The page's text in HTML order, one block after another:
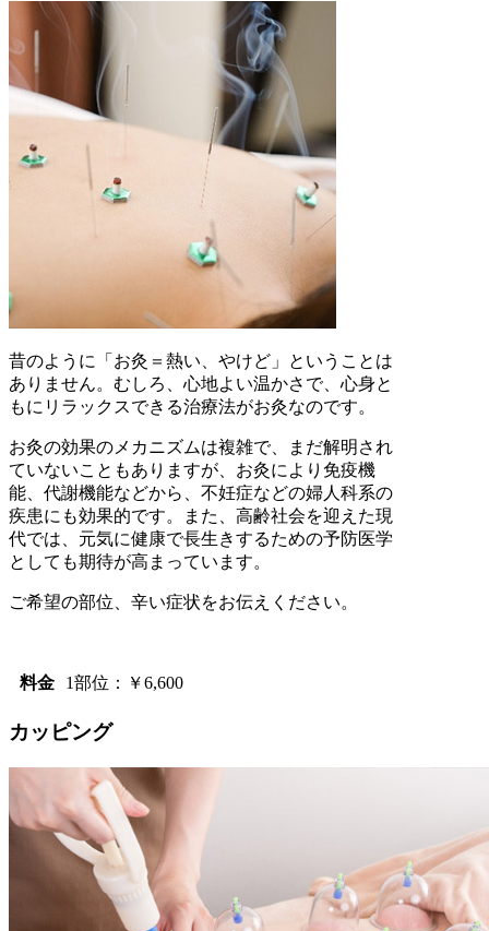
昔のように「お灸＝熱い、やけど」ということは
ありません。むしろ、心地よい温かさで、心身と
もにリラックスできる治療法がお灸なのです。
お灸の効果のメカニズムは複雑で、まだ解明され
ていないこともありますが、お灸により免疫機
能、代謝機能などから、不妊症などの婦人科系の
疾患にも効果的です。また、高齢社会を迎えた現
代では、元気に健康で長生きするための予防医学
としても期待が高まっています。
ご希望の部位、辛い症状をお伝えください。
料金 1部位：￥6,600
カッピング